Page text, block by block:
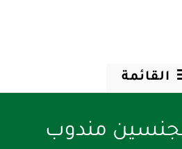
القائمة
مندوب